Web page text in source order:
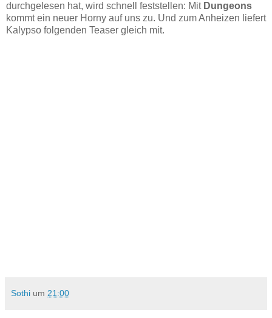
durchgelesen hat, wird schnell feststellen: Mit Dungeons
kommt ein neuer Horny auf uns zu. Und zum Anheizen liefert
Kalypso folgenden Teaser gleich mit.
Sothi um 21:00